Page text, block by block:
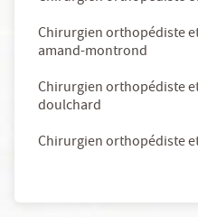
Chirurgien orthopédiste
amand-montrond
Chirurgien orthopédiste
doulchard
Chirurgien orthopédiste